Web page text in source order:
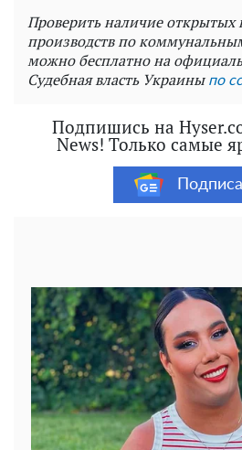
Проверить наличие открытых
производств по
можно бесплатно на
Судебная власть Украиныпо
Подпишись на
News! Только самые